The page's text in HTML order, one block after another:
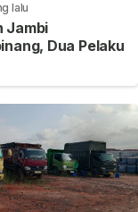
lalu
Jambi
Dua Pelaku